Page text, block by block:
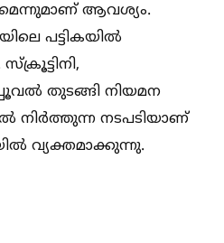
ആവശ്യം.
പട്ടികയില്‍
തുടങ്ങി നിയമന
നിർത്തുന്ന നടപടിയാണ്
വ്യക്തമാക്കുന്നു.